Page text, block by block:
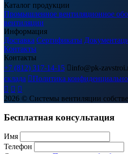
Каталог продукции
Промышленное вентиляционное
вентиляции
Информация
Доставка Сертификаты
Контакты
Контакты
+7 (812) 317-14-15  info@pk-
склада Политика
  
2026 © Системы вентиляции
Бесплатная консультация
Имя
Телефон